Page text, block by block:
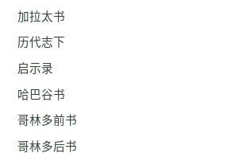
加拉太书
历代志下
启示录
哈巴谷书
哥林多前书
哥林多后书